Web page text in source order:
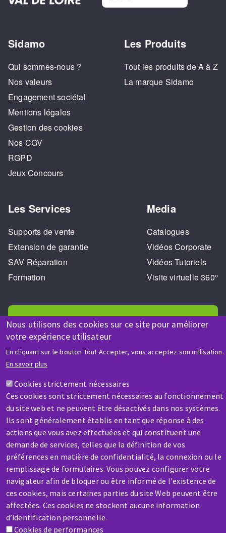
Nous utilisons des cookies sur ce site pour améliorer
votre expérience utilisateur
En cliquant sur le bouton Tout Accepter, vous acceptez son utilisation.
En savoir plus
Cookies strictement nécessaires
Ces cookies sont strictement nécessaires au fonctionnement
du site web et ne peuvent être désactivés dans nos systèmes.
Ils sont généralement établis en tant que réponse à des
actions que vous avez effectuées et qui constituent une
demande de services, telles que la définition de vos
préférences en matière de confidentialité, la connexion ou le
remplissage de formulaires. Vous pouvez configurer votre
navigateur afin de bloquer ou être informé de l'existence de
ces cookies, mais certaines parties du site Web peuvent être
affectées. Ces cookies ne stockent aucune information
d’identification personnelle.
Cookies de performances
Sidamo
Qui sommes-nous ?
Nos valeurs
Engagement sociétal
Mentions légales
Gestion des cookies
Nos CGV
RGPD
Jeux Concours
Les Produits
Tout les produits de A à Z
La marque Sidamo
Les Services
Supports de vente
Extension de garantie
SAV Réparation
Formation
Media
Catalogues
Vidéos Corporate
Vidéos Tutoriels
Visite virtuelle 360°
AIDE & CONTACT
Une question ? Un renseignement ?
Contactez-nous
SAV / RÉPARATION
Une machine cassée ? En panne ?
Contactez-nous